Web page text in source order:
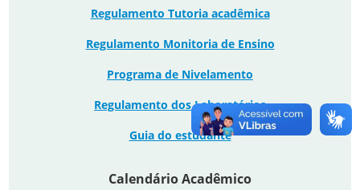
Regulamento Tutoria acadêmica
Regulamento Monitoria de Ensino
Programa de Nivelamento
Regulamento dos Laboratórios
Guia do estudante
Calendário Acadêmico